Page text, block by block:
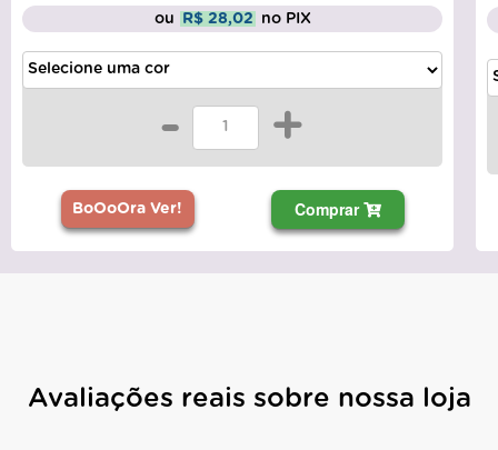
ou R$ 28,02 no PIX
- +
BoOoOra Ver! Comprar
Avaliações reais sobre nossa loja